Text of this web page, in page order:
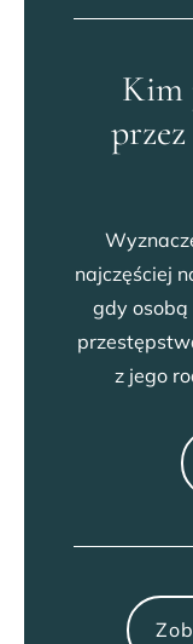
Kim
najczęściej
gdy osobą
z jego